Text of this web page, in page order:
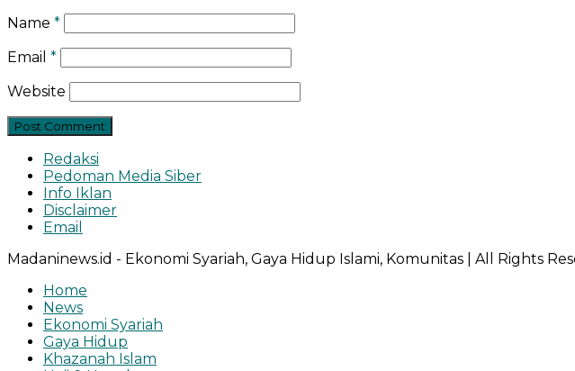
Name *
Email *
Website
Redaksi
Pedoman Media Siber
Info Iklan
Disclaimer
Email
Madaninews.id - Ekonomi Syariah, Gaya Hidup Islami, Komunitas | All Rights
Home
News
Ekonomi Syariah
Gaya Hidup
Khazanah Islam